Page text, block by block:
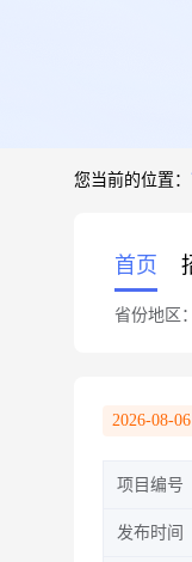
您当前的位置：
首页
省份地区：
2026-08-06
项目编号
发布时间